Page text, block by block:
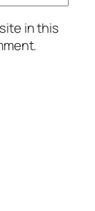
in this